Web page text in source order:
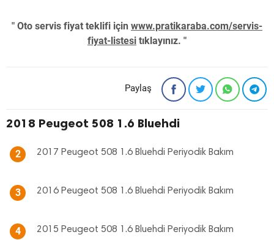
" Oto servis fiyat teklifi için www.pratikaraba.com/servis-
fiyat-listesi tıklayınız. "
Paylaş
2018 Peugeot 508 1.6 Bluehdi
2 2017 Peugeot 508 1.6 Bluehdi Periyodik Bakım
3 2016 Peugeot 508 1.6 Bluehdi Periyodik Bakım
4 2015 Peugeot 508 1.6 Bluehdi Periyodik Bakım